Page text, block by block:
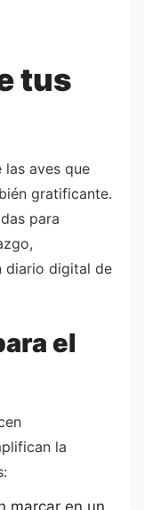
tus
aves que
gratificante.
para
diario digital de
el
la